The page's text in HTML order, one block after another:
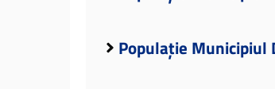
Populație Municipiul